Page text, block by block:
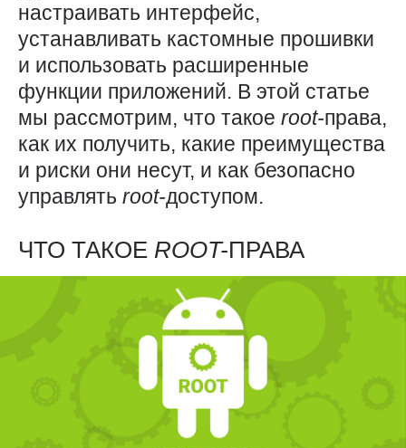
настраивать интерфейс,
устанавливать кастомные прошивки
и использовать расширенные
функции приложений. В этой статье
мы рассмотрим, что такое root-права,
как их получить, какие преимущества
и риски они несут, и как безопасно
управлять root-доступом.
ЧТО ТАКОЕ ROOT-ПРАВА